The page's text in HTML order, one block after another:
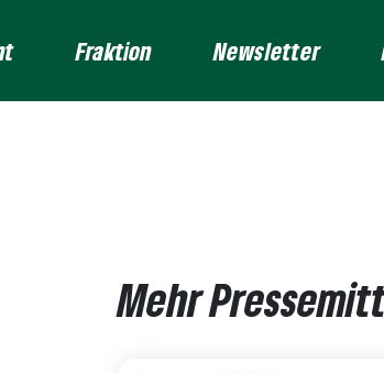
Fraktion Newsletter
Mehr